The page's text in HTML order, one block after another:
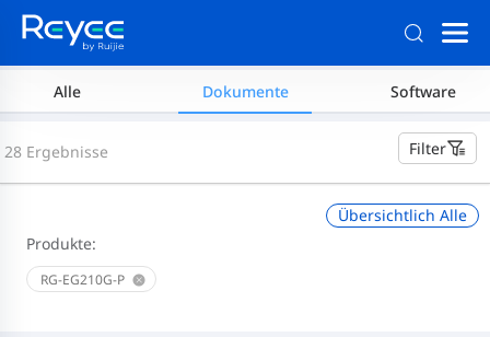
Alle Dokumente Software
Filter
28 Ergebnisse
Produkte:
RG-EG210G-P
Übersichtlich Alle